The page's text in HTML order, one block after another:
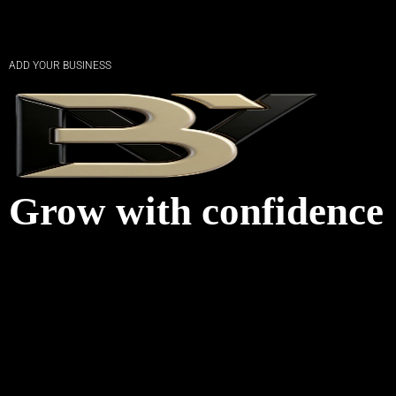
ADD YOUR BUSINESS
Grow with confidence